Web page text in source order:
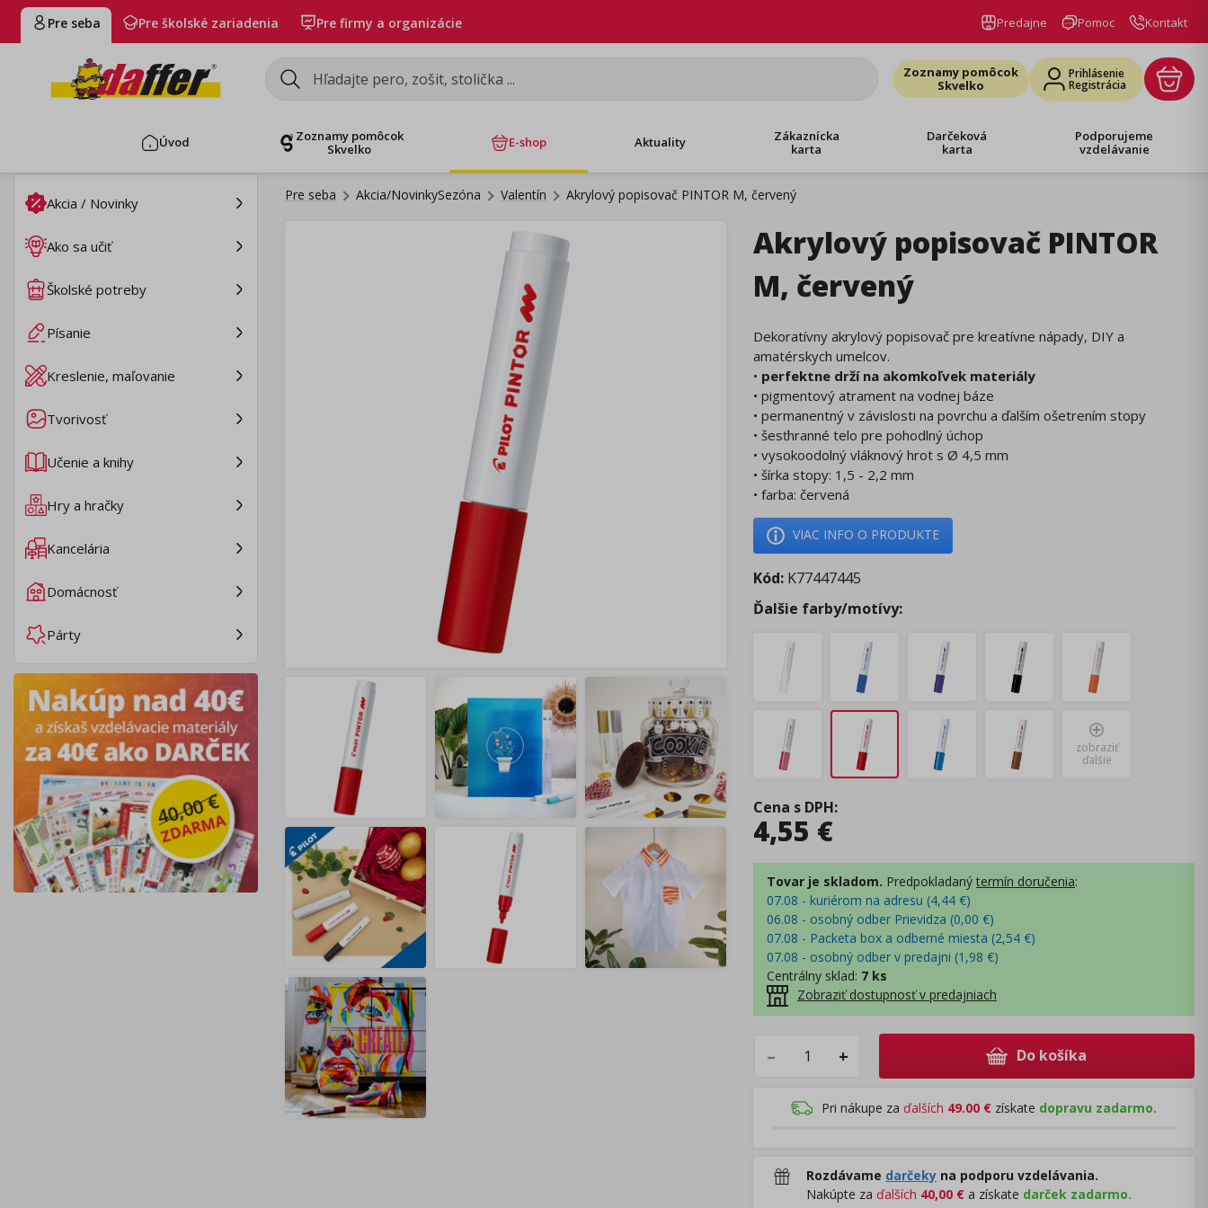
Pre seba Pre školské zariadenia Pre firmy a organizácie Predajne Pomoc Kontakt
Zoznamy pomôcok
Skvelko
Prihlásenie
Registrácia
Úvod
Zoznamy pomôcok
Skvelko
E-shop Aktuality
Zákaznícka
karta
Darčeková
karta
Podporujeme
vzdelávanie
Akcia / Novinky
Ako sa učiť
Školské potreby
Písanie
Kreslenie, maľovanie
Tvorivosť
Učenie a knihy
Hry a hračky
Kancelária
Domácnosť
Párty
Pre seba Akcia/NovinkySezóna Valentín Akrylový popisovač PINTOR M, červený
Akrylový popisovač PINTOR
M, červený
Dekoratívny akrylový popisovač pre kreatívne nápady, DIY a
amatérskych umelcov.
• perfektne drží na akomkoľvek materiály
• pigmentový atrament na vodnej báze
• permanentný v závislosti na povrchu a ďalším ošetrením stopy
• šesťhranné telo pre pohodlný úchop
• vysokoodolný vláknový hrot s Ø 4,5 mm
• šírka stopy: 1,5 - 2,2 mm
• farba: červená
VIAC INFO O PRODUKTE
Kód: K77447445
Ďalšie farby/motívy:
zobraziť
ďalšie
Cena s DPH:
4,55 €
Tovar je skladom. Predpokladaný termín doručenia:
07.08 - kuriérom na adresu (4,44 €)
06.08 - osobný odber Prievidza (0,00 €)
07.08 - Packeta box a odberné miesta (2,54 €)
07.08 - osobný odber v predajni (1,98 €)
Centrálny sklad: 7 ks
Zobraziť dostupnosť v predajniach
– + Do košíka
Pri nákupe za ďalších 49.00 € získate dopravu zadarmo.
Rozdávame darčeky na podporu vzdelávania.
Nakúpte za ďalších 40,00 € a získate darček zadarmo.